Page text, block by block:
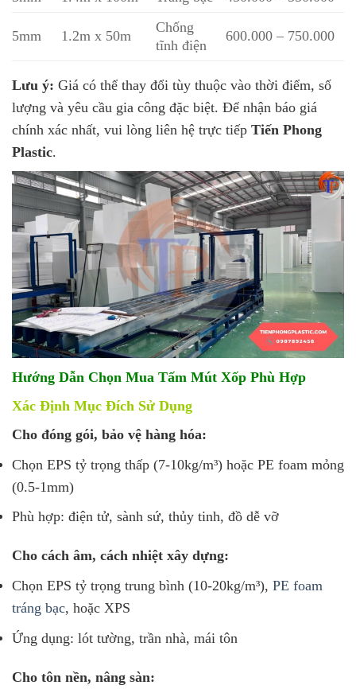
5mm 1.2m x 50m
Chống
tĩnh điện
600.000 – 750.000
Lưu ý: Giá có thể thay đổi tùy thuộc vào thời điểm, số
lượng và yêu cầu gia công đặc biệt. Để nhận báo giá
chính xác nhất, vui lòng liên hệ trực tiếp Tiến Phong
Plastic.
Hướng Dẫn Chọn Mua Tấm Mút Xốp Phù Hợp
Xác Định Mục Đích Sử Dụng
Cho đóng gói, bảo vệ hàng hóa:
Chọn EPS tỷ trọng thấp (7-10kg/m³) hoặc PE foam mỏng
(0.5-1mm)
Phù hợp: điện tử, sành sứ, thủy tinh, đồ dễ vỡ
Cho cách âm, cách nhiệt xây dựng:
Chọn EPS tỷ trọng trung bình (10-20kg/m³), PE foam
tráng bạc, hoặc XPS
Ứng dụng: lót tường, trần nhà, mái tôn
Cho tôn nền, nâng sàn: